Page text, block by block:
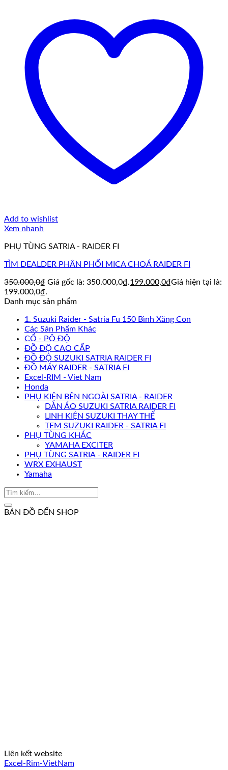
Add to wishlist
Xem nhanh
PHỤ TÙNG SATRIA - RAIDER FI
TÌM DEALDER PHÂN PHỐI MICA CHOÁ RAIDER FI
350.000,0₫ Giá gốc là: 350.000,0₫.199.000,0₫Giá hiện tại là:
199.000,0₫.
Danh mục sản phẩm
1. Suzuki Raider - Satria Fu 150 Bình Xăng Con
Các Sản Phẩm Khác
CỔ - PÔ ĐỘ
ĐỒ ĐỘ CAO CẤP
ĐỒ ĐỘ SUZUKI SATRIA RAIDER FI
ĐỒ MÁY RAIDER - SATRIA FI
Excel-RIM - Viet Nam
Honda
PHỤ KIỆN BÊN NGOÀI SATRIA - RAIDER
DÀN ÁO SUZUKI SATRIA RAIDER FI
LINH KIỆN SUZUKI THAY THẾ
TEM SUZUKI RAIDER - SATRIA FI
PHỤ TÙNG KHÁC
YAMAHA EXCITER
PHỤ TÙNG SATRIA - RAIDER FI
WRX EXHAUST
Yamaha
BẢN ĐỒ ĐẾN SHOP
Liên kết website
Excel-Rim-VietNam